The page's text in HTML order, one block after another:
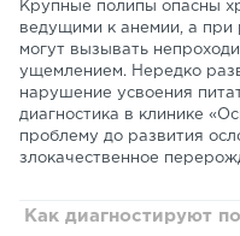
Крупные полипы опасны
ведущими к анемии, а при
могут вызывать
ущемлением. Нередко
нарушение усвоения
диагностика в клинике
проблему до развития
злокачественное
Как диагностируют